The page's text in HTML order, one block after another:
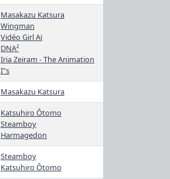
Masakazu Katsura
Wingman
Vidéo Girl Aï
DNA²
Iria Zeiram - The Animation
I"s
Masakazu Katsura
Katsuhiro Ôtomo
Steamboy
Harmagedon
Steamboy
Katsuhiro Ôtomo